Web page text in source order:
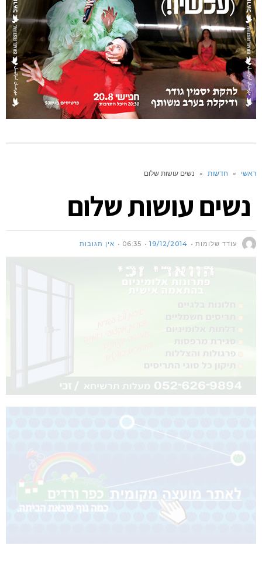
ראשי » חדשות » נשים עושות שלום
נשים עושות שלום
עודד שלומות 19/12/2014
06:35 אין תגובות